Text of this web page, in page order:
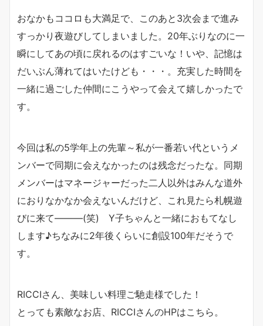
おなかもココロも大満足で、このあと3次会まで進み
すっかり夜遊びしてしまいました。20年ぶりなのに一
瞬にしてあの頃に戻れるのはすごいな！いや、記憶は
だいぶん薄れてはいたけども・・・。充実した時間を
一緒に過ごした仲間にこうやって会えて嬉しかったで
す。
今回は私の5学年上の先輩～私が一番若い代というメ
ンバーで同期に会えなかったのは残念だったな。同期
メンバーはマネージャーだった二人以外はみんな道外
におりなかなか会えないんだけど、これ見たら札幌遊
びに来て―――(笑) Y子ちゃんと一緒におもてなし
します♪ちなみに2年後くらいに創設100年だそうで
す。
RICCIさん、美味しい料理ご馳走様でした！
とっても素敵なお店、RICCIさんのHPはこちら。